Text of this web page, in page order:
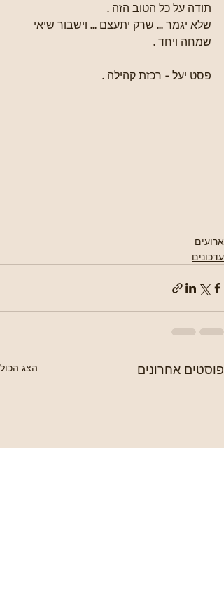
תודה על כל הטוב הזה .
שלא יגמר ... שרק יתעצם ... וישבור שיאי
שמחה ויחד .
פסט יעל - רכזת קהילה .
ארועים
עדכונים
פוסטים אחרונים הצג הכול